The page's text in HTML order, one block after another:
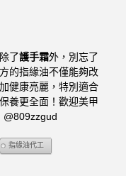
了護手霜外，別忘了
的指緣油不僅能夠改
健康亮麗，特別適合
養更全面！歡迎美甲
@809zzgud
指緣油代工